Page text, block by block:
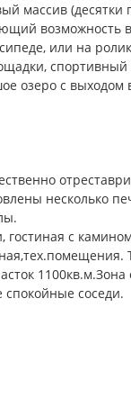
массив
возможность
или на
озеро с выходом
несколько
с
спокойные соседи.